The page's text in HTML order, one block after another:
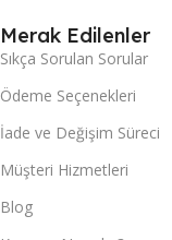
Merak Edilenler
Sıkça Sorulan Sorular
Ödeme Seçenekleri
İade ve Değişim Süreci
Müşteri Hizmetleri
Blog